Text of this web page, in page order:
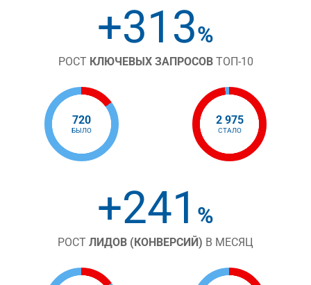
+313%
РОСТ КЛЮЧЕВЫХ ЗАПРОСОВТОП-10
720
БЫЛО
2 975
СТАЛО
+241 %
РОСТ ЛИДОВ (КОНВЕРСИЙ) В МЕСЯЦ